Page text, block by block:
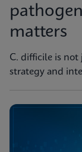
matters
C. difficile is
strategy and